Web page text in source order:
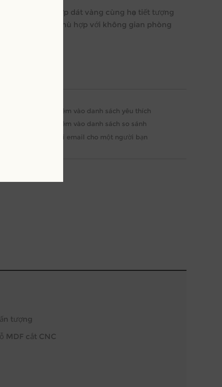
cầu kỳ kết hợp dát vàng cùng họa tiết tượng
sang trọng. Phù hợp với không gian phòng
tượng
MDF cắt CNC